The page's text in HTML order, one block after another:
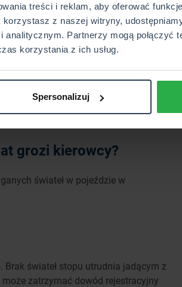
treści i reklam, aby oferować
z naszej witryny,
analitycznym. Partnerzy mogą połączyć
korzystania z ich usług.
Spersonalizuj
manewrach, co prowadzi do
wszystkich reflektorów w
mandatu, punktów karnych
.
grozi kierowcy?
świateł w pojeździe w
świateł stopu utrudnia jadącym z
zatrzymać dowód rejestracyjny